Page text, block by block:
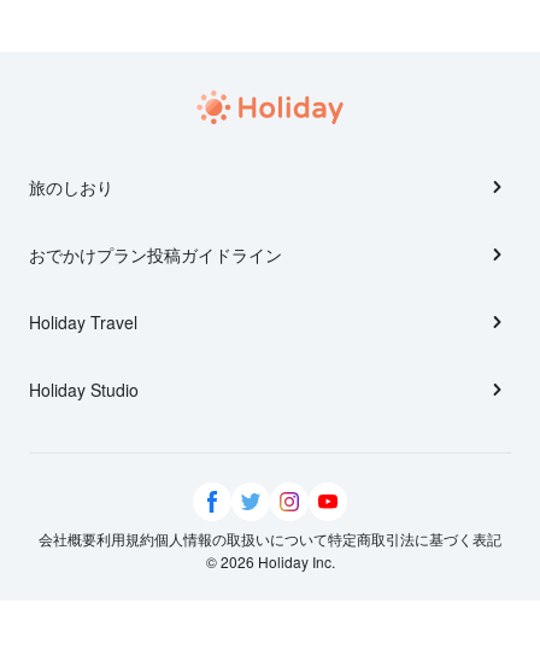
旅のしおり
おでかけプラン投稿ガイドライン
Holiday Travel
Holiday Studio
会社概要利用規約個人情報の取扱いについて特定商取引法に基づく表記
© 2026 Holiday Inc.